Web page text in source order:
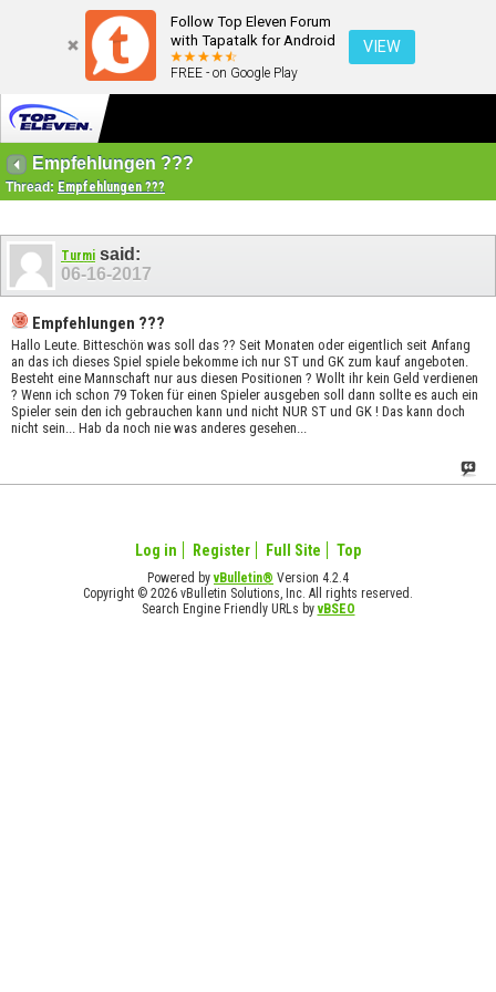
Follow Top Eleven Forum
with Tapatalk for Android
FREE - on Google Play
VIEW
Empfehlungen ???
Thread: Empfehlungen ???
Turmi said:
06-16-2017
Empfehlungen ???
Hallo Leute. Bitteschön was soll das ?? Seit Monaten oder eigentlich seit Anfang
an das ich dieses Spiel spiele bekomme ich nur ST und GK zum kauf angeboten.
Besteht eine Mannschaft nur aus diesen Positionen ? Wollt ihr kein Geld verdienen
? Wenn ich schon 79 Token für einen Spieler ausgeben soll dann sollte es auch ein
Spieler sein den ich gebrauchen kann und nicht NUR ST und GK ! Das kann doch
nicht sein... Hab da noch nie was anderes gesehen...
Log in Register Full Site Top
Powered byvBulletin® Version 4.2.4
Copyright © 2026 vBulletin Solutions, Inc. All rights reserved.
Search Engine Friendly URLs byvBSEO